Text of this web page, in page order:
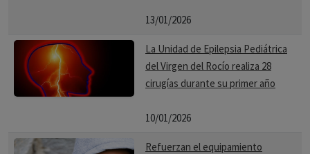
13/01/2026
La Unidad de Epilepsia Pediátrica
del Virgen del Rocío realiza 28
cirugías durante su primer año
10/01/2026
Refuerzan el equipamiento